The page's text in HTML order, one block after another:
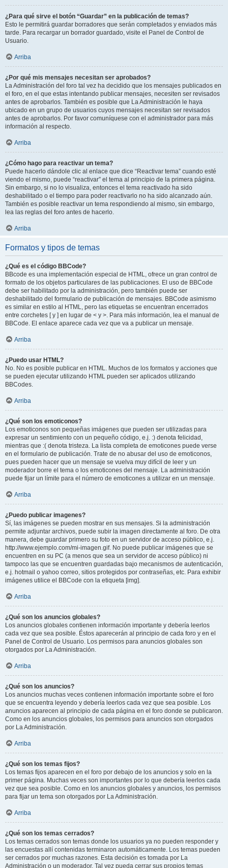
¿Para qué sirve el botón “Guardar” en la publicación de temas?
Esto le permitirá guardar borradores que serán completados y enviados más
tarde. Para recargar un borrador guardado, visite el Panel de Control de
Usuario.
Arriba
¿Por qué mis mensajes necesitan ser aprobados?
La Administración del foro tal vez ha decidido que los mensajes publicados en
el foro, en el que estas intentando publicar mensajes, necesiten ser revisados
antes de aprobarlos. También es posible que La Administración le haya
ubicado en un grupo de usuarios cuyos mensajes necesitan ser revisados
antes de aprobarlos. Por favor comuníquese con el administrador para más
información al respecto.
Arriba
¿Cómo hago para reactivar un tema?
Puede hacerlo dándole clic al enlace que dice “Reactivar tema” cuando esté
viendo el mismo, puede “reactivar” el tema al principio de la primera página.
Sin embargo, si no lo visualiza, entonces el tema reactivado ha sido
deshabilitado o el tiempo para poder reactivarlo no ha sido alcanzado aún.
También es posible reactivar un tema respondiendo al mismo, sin embargo,
lea las reglas del foro antes de hacerlo.
Arriba
Formatos y tipos de temas
¿Qué es el código BBCode?
BBcode es una implementación especial de HTML, ofrece un gran control de
formato de los objetos particulares de las publicaciones. El uso de BBCode
debe ser habilitado por la administración, pero también puede ser
deshabilitado del formulario de publicación de mensajes. BBCode asimismo
es similar en estilo al HTML, pero las etiquetas se encuentran encerrados
entre corchetes [ y ] en lugar de < y >. Para más información, lea el manual de
BBCode. El enlace aparece cada vez que va a publicar un mensaje.
Arriba
¿Puedo usar HTML?
No. No es posible publicar en HTML. Muchos de los formatos y acciones que
se pueden ejecutar utilizando HTML pueden ser aplicados utilizando
BBCodes.
Arriba
¿Qué son los emoticonos?
Los emoticonos son pequeñas imágenes que pueden ser utilizadas para
expresar un sentimiento con un pequeño código, e.j. :) denota felicidad,
mientras que :( denota tristeza. La lista completa de emoticones puede verse
en el formulario de publicación. Trate de no abusar del uso de emoticonos,
pues pueden hacer que un mensaje se vuelva muy difícil de leer y un
moderador borre el tema o los emoticones del mensaje. La administración
puede fijar un límite para el número de emoticones a utilizar en un mensaje.
Arriba
¿Puedo publicar imagenes?
Sí, las imágenes se pueden mostrar en sus mensajes. Si la administración
permite adjuntar archivos, puede subir la imagen directamente al foro. De otra
manera, debe guardar primero su foto en un servidor de acceso público, e.j.
http://www.ejemplo.com/mi-imagen.gif. No puede publicar imágenes que se
encuentren en su PC (a menos que sea un servidor de acceso público) ni
tampoco las que se encuentren guardadas bajo mecanismos de autenticación,
e.j. hotmail o yahoo correo, sitios protegidos por contraseñas, etc. Para exhibir
imágenes utilice el BBCode con la etiqueta [img].
Arriba
¿Qué son los anuncios globales?
Los anuncios globales contienen información importante y debería leerlos
cada vez que sea posible. Éstos aparecerán al principio de cada foro y en el
Panel de Control de Usuario. Los permisos para anuncios globales son
otorgados por La Administración.
Arriba
¿Qué son los anuncios?
Los anuncios muchas veces contienen información importante sobre el foro
que se encuentra leyendo y debería leerlos cada vez que sea posible. Los
anuncios aparecen al principio de cada página en el foro donde se publicaron.
Como en los anuncios globales, los permisos para anuncios son otorgados
por La Administración.
Arriba
¿Qué son los temas fijos?
Los temas fijos aparecen en el foro por debajo de los anuncios y solo en la
primer página. Muchas veces son importantes por lo que debería leerlos cada
vez que sea posible. Como en los anuncios globales y anuncios, los permisos
para fijar un tema son otorgados por La Administración.
Arriba
¿Qué son los temas cerrados?
Los temas cerrados son temas donde los usuarios ya no pueden responder y
las encuestas allí contenidas terminaron automáticamente. Los temas pueden
ser cerrados por muchas razones. Esta decisión es tomada por La
Administración o un moderador. Tal vez pueda cerrar sus propios temas